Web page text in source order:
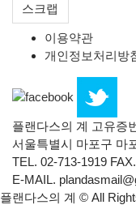
스크랩
이용약관
개인정보처리방
플랜다스의 계 고유증
서울특별시 마포구 마
TEL. 02-713-1919
E-MAIL.
플랜다스의 계 © All